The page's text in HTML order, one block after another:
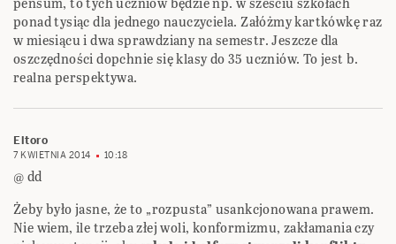
ponad tysiąc dla jednego nauczyciela. Załóżmy kartkówkę raz
w miesiącu i dwa sprawdziany na semestr. Jeszcze dla
oszczędności dopchnie się klasy do 35 uczniów. To jest b.
realna perspektywa.
Eltoro
7 KWIETNIA 2014 10:18
@ dd
Żeby było jasne, że to „rozpusta” usankcjonowana prawem.
Nie wiem, ile trzeba złej woli, konformizmu, zakłamania czy